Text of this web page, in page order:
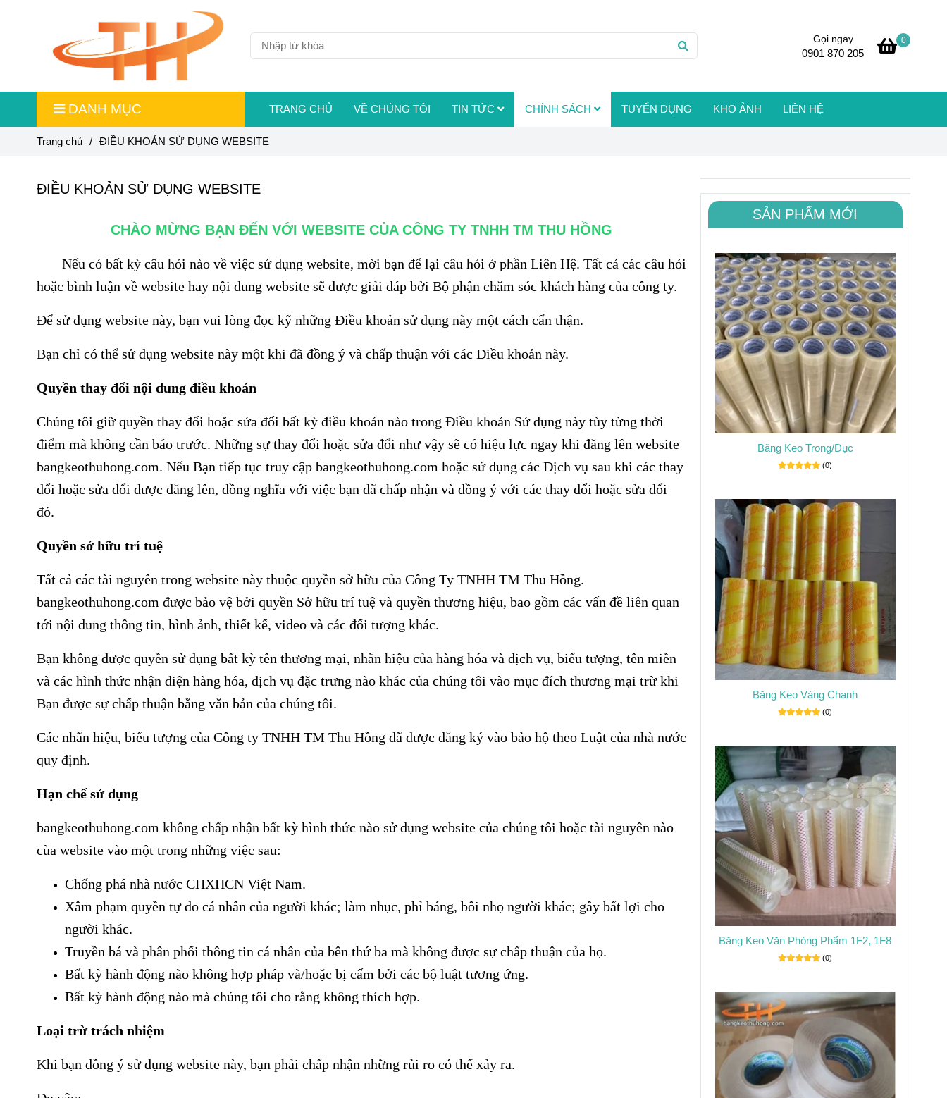
Gọi ngay
0901 870 205
0
DANH MỤC TRANG CHỦ VỀ CHÚNG TÔI TIN TỨC CHÍNH SÁCH TUYỂN DỤNG KHO ẢNH LIÊN HỆ
Trang chủ / ĐIỀU KHOẢN SỬ DỤNG WEBSITE
ĐIỀU KHOẢN SỬ DỤNG WEBSITE
CHÀO MỪNG BẠN ĐẾN VỚI WEBSITE CỦA CÔNG TY TNHH TM THU HỒNG
Nếu có bất kỳ câu hỏi nào về việc sử dụng website, mời bạn để lại câu hỏi ở phần Liên Hệ. Tất cả các câu hỏi
hoặc bình luận về website hay nội dung website sẽ được giải đáp bởi Bộ phận chăm sóc khách hàng của công ty.
Để sử dụng website này, bạn vui lòng đọc kỹ những Điều khoản sử dụng này một cách cẩn thận.
Bạn chỉ có thể sử dụng website này một khi đã đồng ý và chấp thuận với các Điều khoản này.
Quyền thay đổi nội dung điều khoản
Chúng tôi giữ quyền thay đổi hoặc sửa đổi bất kỳ điều khoản nào trong Điều khoản Sử dụng này tùy từng thời
điểm mà không cần báo trước. Những sự thay đổi hoặc sửa đổi như vậy sẽ có hiệu lực ngay khi đăng lên website
bangkeothuhong.com. Nếu Bạn tiếp tục truy cập bangkeothuhong.com hoặc sử dụng các Dịch vụ sau khi các thay
đổi hoặc sửa đổi được đăng lên, đồng nghĩa với việc bạn đã chấp nhận và đồng ý với các thay đổi hoặc sửa đổi
đó.
Quyền sở hữu trí tuệ
Tất cả các tài nguyên trong website này thuộc quyền sở hữu của Công Ty TNHH TM Thu Hồng.
bangkeothuhong.com được bảo vệ bởi quyền Sở hữu trí tuệ và quyền thương hiệu, bao gồm các vấn đề liên quan
tới nội dung thông tin, hình ảnh, thiết kế, video và các đối tượng khác.
Bạn không được quyền sử dụng bất kỳ tên thương mại, nhãn hiệu của hàng hóa và dịch vụ, biểu tượng, tên miền
và các hình thức nhận diện hàng hóa, dịch vụ đặc trưng nào khác của chúng tôi vào mục đích thương mại trừ khi
Bạn được sự chấp thuận bằng văn bản của chúng tôi.
Các nhãn hiệu, biểu tượng của Công ty TNHH TM Thu Hồng đã được đăng ký vào bảo hộ theo Luật của nhà nước
quy định.
Hạn chế sử dụng
bangkeothuhong.com không chấp nhận bất kỳ hình thức nào sử dụng website của chúng tôi hoặc tài nguyên nào
cùa website vào một trong những việc sau:
Chống phá nhà nước CHXHCN Việt Nam.
Xâm phạm quyền tự do cá nhân của người khác; làm nhục, phỉ báng, bôi nhọ người khác; gây bất lợi cho
người khác.
Truyền bá và phân phối thông tin cá nhân của bên thứ ba mà không được sự chấp thuận của họ.
Bất kỳ hành động nào không hợp pháp và/hoặc bị cấm bởi các bộ luật tương ứng.
Bất kỳ hành động nào mà chúng tôi cho rằng không thích hợp.
Loại trừ trách nhiệm
Khi bạn đồng ý sử dụng website này, bạn phải chấp nhận những rủi ro có thể xảy ra.
SẢN PHẨM MỚI
Băng Keo Trong/Đục
(0)
Băng Keo Vàng Chanh
(0)
Băng Keo Văn Phòng Phẩm 1F2, 1F8
(0)